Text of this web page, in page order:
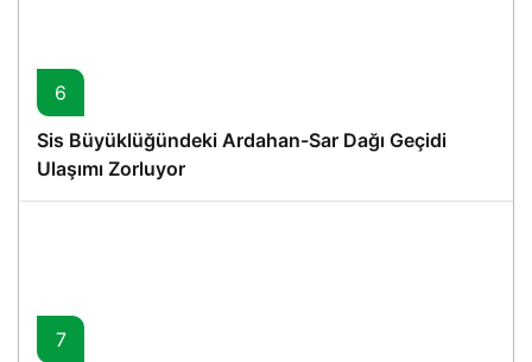
6
Sis Büyüklüğündeki Ardahan-Sar Dağı Geçidi
Ulaşımı Zorluyor
7